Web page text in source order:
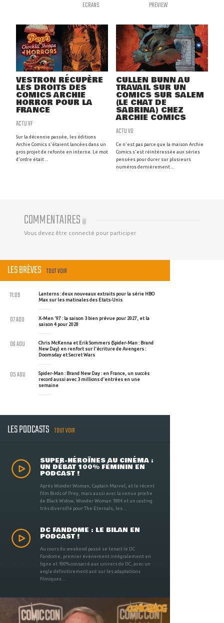
ECRANS PREVIEW
VESTRON RÉCUPÈRE
LES DROITS DES
COMICS ARCHIE
HORROR POUR LA
FRANCE
ACTU VF
Sur la décennie passée, les éditions
Archie Comics s'étaient lancées dans un
gros projet de refonte en interne. Le mot
d'ordre était ...
CULLEN BUNN AU
TRAVAIL SUR UN
COMICS SUR SALEM
(LE CHAT DE
SABRINA) CHEZ
ARCHIE COMICS
ACTU VO
Ce n'est pas parce que la maison Archie
Comics s'est réintéressée aux séries
pensées pour durer sur plusieurs
numéros dernièrement ...
COMMENTAIRES (0)
Vous devez être connecté pour participer
LES BRÈVES TOUT VOIR
Lanterns : deux nouveaux extraits pour la série HBO
Max sur les matinales des Etats-Unis
11:09
X-Men '97 : la saison 3 bien prévue pour 2027, et la
saison 4 pour 2028
07 AOU
Chris McKenna et Erik Sommers (Spider-Man : Brand
New Day) en renfort sur l'écriture de Avengers :
Doomsday et Secret Wars
06 AOU
Spider-Man : Brand New Day : en France, un succès
record aussi avec 3 millions d'entrées en une
semaine
05 AOU
LES PODCASTS TOUT VOIR
SUPER-HÉROÏNES AU CINÉMA :
UN DÉBAT 100% FÉMININ EN
PODCAST !
Après Wonder Woman, Captain Marvel, et le récent
film Birds of Prey, mais aussi avec la venue proche
de Black Widow, Wonder Woman 1984 et un casting
très diversifié pour The Eternals, les ...
DC FANDOME : LE BILAN EN
PODCAST !
Au cours du weekend passé se tenait le DC
Fandome, premier évènement intégralement en
ligne et 100% consacré aux univers de DC, avec un
angle définitivement axé sur les adaptations
filmiques ...